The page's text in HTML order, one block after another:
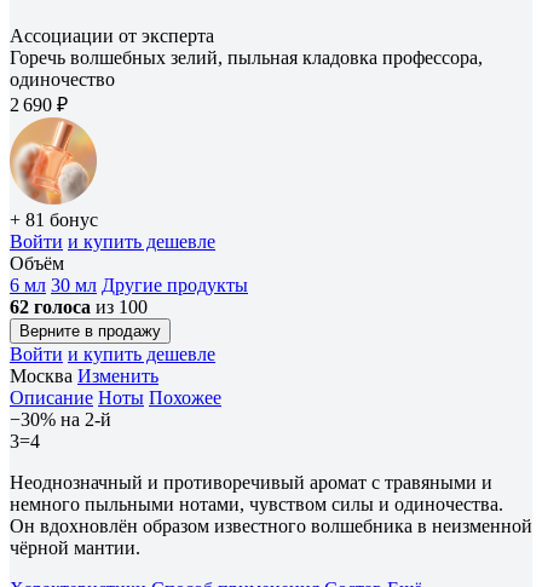
Ассоциации от эксперта
Горечь волшебных зелий, пыльная кладовка профессора,
одиночество
2 690 ₽
+ 81 бонус
Войти и купить дешевле
Объём
6 мл 30 мл Другие продукты
62 голоса из 100
Верните в продажу
Войти и купить дешевле
Москва Изменить
Описание Ноты Похожее
−30% на 2-й
3=4
Неоднозначный и противоречивый аромат с травяными и
немного пыльными нотами, чувством силы и одиночества.
Он вдохновлён образом известного волшебника в неизменной
чёрной мантии.